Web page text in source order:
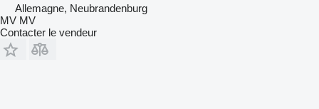
Allemagne, Neubrandenburg
MV MV
Contacter le vendeur